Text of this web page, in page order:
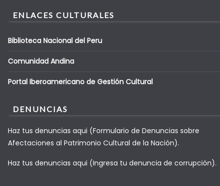
ENLACES CULTURALES
Biblioteca Nacional del Peru
Comunidad Andina
Portal Iberoamericano de Gestión Cultural
DENUNCIAS
Haz tus denuncias aqui (Formulario de Denuncias sobre
Afectaciones al Patrimonio Cultural de la Nación).
Haz tus denuncias aqui (Ingresa tu denuncia de corrupción).